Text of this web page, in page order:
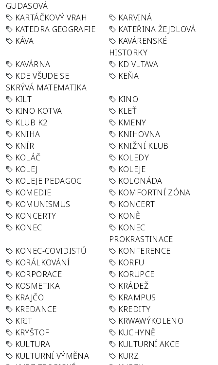
GUDASOVÁ
KARTÁČKOVÝ VRAH
KARVINÁ
KATEDRA GEOGRAFIE
KATEŘINA ŽEJDLOVÁ
KÁVA
KAVÁRENSKÉ
HISTORKY
KAVÁRNA
KD VLTAVA
KDE VŠUDE SE
SKRÝVÁ MATEMATIKA
KEŇA
KILT
KINO
KINO KOTVA
KLEŤ
KLUB K2
KMENY
KNIHA
KNIHOVNA
KNÍR
KNIŽNÍ KLUB
KOLÁČ
KOLEDY
KOLEJ
KOLEJE
KOLEJE PEDAGOG
KOLONÁDA
KOMEDIE
KOMFORTNÍ ZÓNA
KOMUNISMUS
KONCERT
KONCERTY
KONĚ
KONEC
KONEC
PROKRASTINACE
KONEC-COVIDISTŮ
KONFERENCE
KORÁLKOVÁNÍ
KORFU
KORPORACE
KORUPCE
KOSMETIKA
KRÁDEŽ
KRAJČO
KRAMPUS
KREDANCE
KREDITY
KRIT
KRWAWÝKOLENO
KRYŠTOF
KUCHYNĚ
KULTURA
KULTURNÍ AKCE
KULTURNÍ VÝMĚNA
KURZ